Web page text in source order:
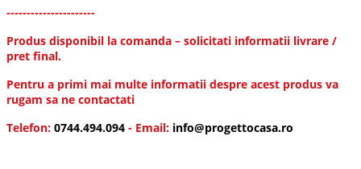
----------------------
Produs disponibil la comanda – solicitati informatii livrare /
pret final.
Pentru a primi mai multe informatii despre acest produs va
rugam sa ne contactati
Telefon: 0744.494.094 - Email: info@progettocasa.ro